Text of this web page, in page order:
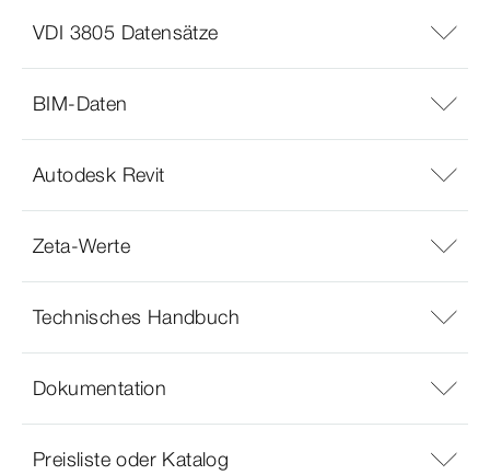
VDI 3805 Datensätze
BIM-Daten
Autodesk Revit
Zeta-Werte
Technisches Handbuch
Dokumentation
Preisliste oder Katalog